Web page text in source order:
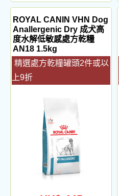
ROYAL CANIN VHN Dog
Anallergenic Dry 成犬高
度水解低敏感處方乾糧
AN18 1.5kg
精選處方乾糧罐頭2件或以
上9折